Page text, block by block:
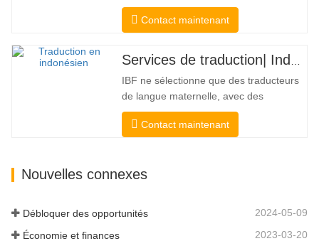
officiel par les universités, les tribunaux
et de nombreux gouvernements locaux.
traducteurs de langue maternelle ayant
des qualifications professionnelles et
académiques éprouvées. Avant…
Contact maintenant
IBF ne sélectionne que des traducteurs
de langue maternelle, avec des
références professionnelles et
académiques éprouvées. Avant d'obtenir
mesurons en permanence leurs
Contact maintenant
Nouvelles connexes
Débloquer des opportunités 2024-05-09
Économie et finances 2023-03-20